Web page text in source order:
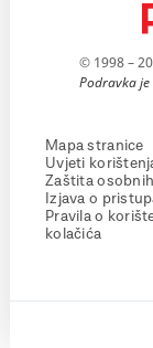
© 1998 –
Podravka je
Mapa stranice
Uvjeti
Zaštita
Izjava o
Pravila o
kolačića